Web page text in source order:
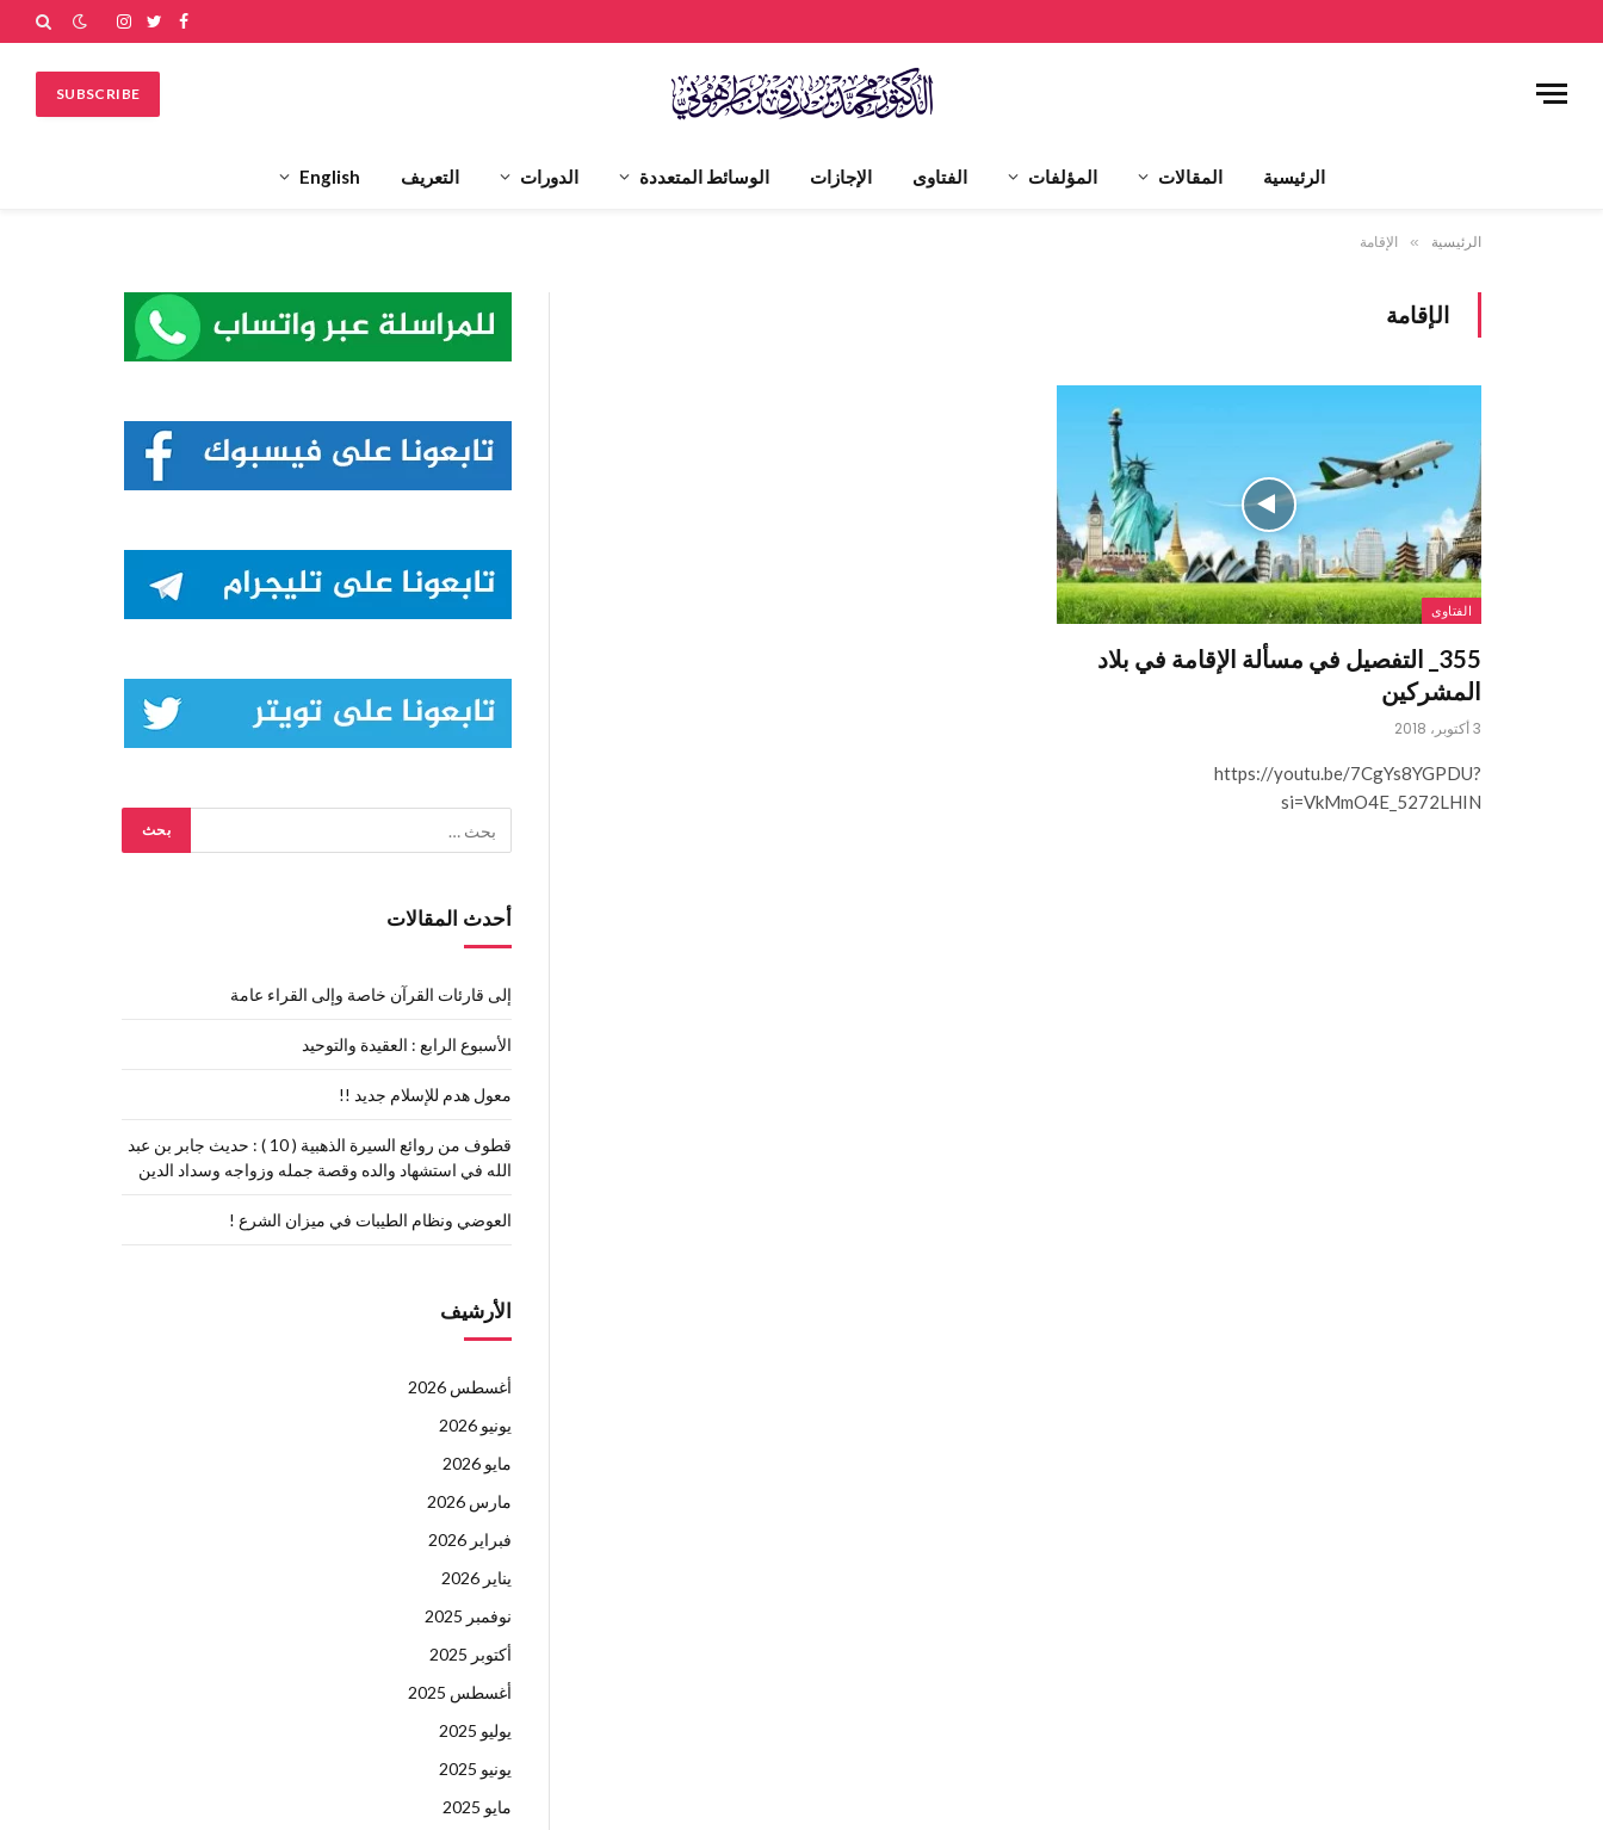
فيسبوك
تويترالانستغرام
SUBSCRIBE
الرئيسية المقالات المؤلفات الفتاوى الإجازات الوسائط المتعددة الدورات التعريف English
الرئيسية » الإقامة
الإقامة
الفتاوى
355_ التفصيل في مسألة الإقامة في بلاد
المشركين
3 أكتوبر، 2018
https://youtu.be/7CgYs8YGPDU?
si=VkMmO4E_5272LHIN
أحدث المقالات
إلى قارئات القرآن خاصة وإلى القراء عامة
الأسبوع الرابع : العقيدة والتوحيد
معول هدم للإسلام جديد !!
قطوف من روائع السيرة الذهبية ( 10 ) : حديث جابر بن عبد
الله في استشهاد والده وقصة جمله وزواجه وسداد الدين
العوضي ونظام الطيبات في ميزان الشرع !
الأرشيف
أغسطس 2026
يونيو 2026
مايو 2026
مارس 2026
فبراير 2026
يناير 2026
نوفمبر 2025
أكتوبر 2025
أغسطس 2025
يوليو 2025
يونيو 2025
مايو 2025